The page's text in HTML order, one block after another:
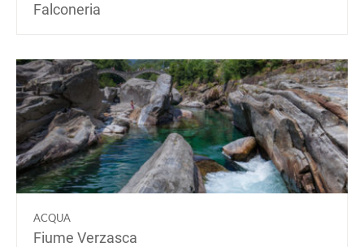
Falconeria
ACQUA
Fiume Verzasca